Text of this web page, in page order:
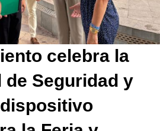
celebra la
Seguridad y